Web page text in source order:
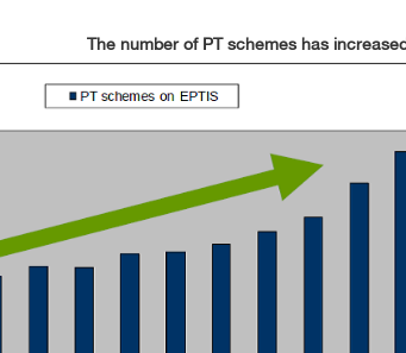
The number of PT schemes has